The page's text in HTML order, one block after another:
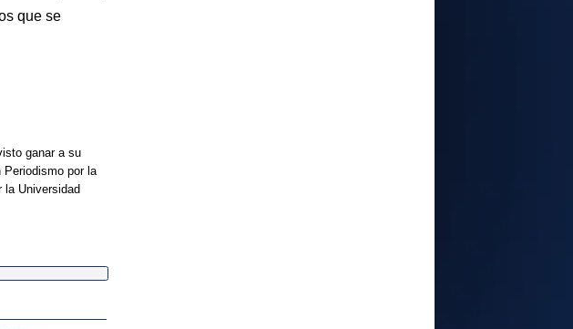
que se
ganar a su
Periodismo por la
la Universidad